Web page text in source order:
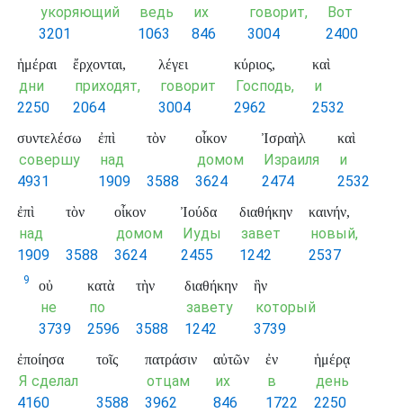
укоряющий
3201
ведь
1063
их
846
говорит,
3004
Вот
2400
ἡμέραι
дни
2250
ἔρχονται,
приходят,
2064
λέγει
говорит
3004
κύριος,
Господь,
2962
καὶ
и
2532
συντελέσω
совершу
4931
ἐπὶ
над
1909
τὸν
3588
οἶκον
домом
3624
Ἰσραὴλ
Израиля
2474
καὶ
и
2532
ἐπὶ
над
1909
τὸν
3588
οἶκον
домом
3624
Ἰούδα
Иуды
2455
διαθήκην
завет
1242
καινήν,
новый,
2537
9 οὐ
не
3739
κατὰ
по
2596
τὴν
3588
διαθήκην
завету
1242
ἣν
который
3739
ἐποίησα
Я сделал
4160
τοῖς
3588
πατράσιν
отцам
3962
αὐτῶν
их
846
ἐν
в
1722
ἡμέρᾳ
день
2250